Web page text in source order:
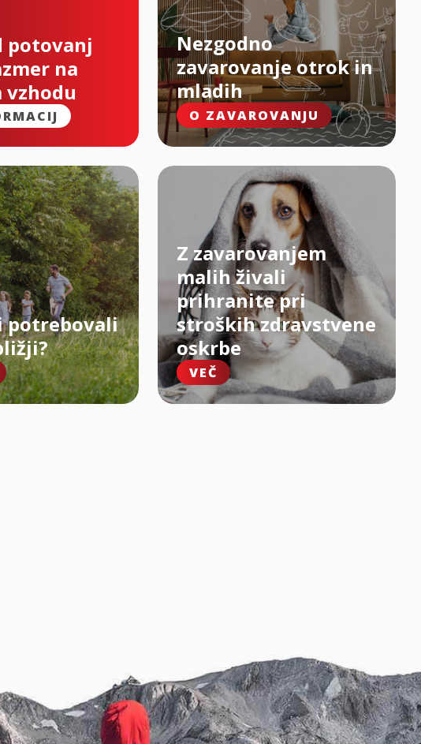
potovanj
na
vzhodu
Nezgodno
zavarovanje otrok in
mladih
O ZAVAROVANJU
potrebovali
Z zavarovanjem
malih živali
prihranite pri
stroških zdravstvene
oskrbe
VEČ